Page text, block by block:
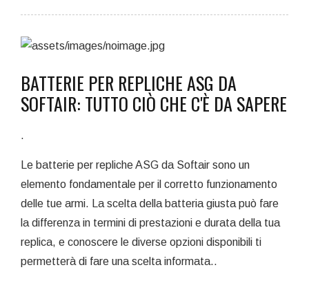
BATTERIE PER REPLICHE ASG DA
SOFTAIR: TUTTO CIÒ CHE C'È DA SAPERE
.
Le batterie per repliche ASG da Softair sono un
elemento fondamentale per il corretto funzionamento
delle tue armi. La scelta della batteria giusta può fare
la differenza in termini di prestazioni e durata della tua
replica, e conoscere le diverse opzioni disponibili ti
permetterà di fare una scelta informata..